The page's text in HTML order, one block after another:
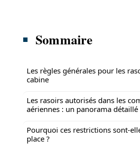
Sommaire
Les règles générales pour les
cabine
Les rasoirs autorisés dans les
aériennes : un panorama détaillé
Pourquoi ces restrictions sont-
place ?